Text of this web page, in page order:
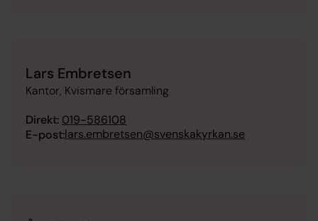
Lars Embretsen
Kantor, Kvismare församling
Direkt: 019-586108
E-post:lars.embretsen@svenskakyrkan.se